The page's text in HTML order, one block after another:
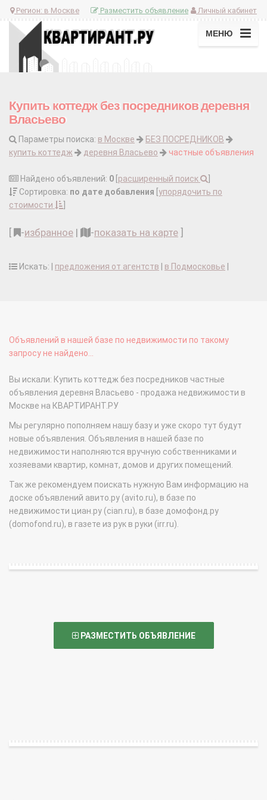
Регион: в Москве Личный кабинет
Разместить объявление
МЕНЮ
Купить коттедж без посредников деревня
Власьево
Параметры поиска: в Москве
БЕЗ ПОСРЕДНИКОВ
купить коттедж
деревня Власьево частные объявления
Найдено объявлений: 0 расширенный поиск
Сортировка: по дате добавления упорядочить по
стоимости
-избранное | -показать на карте
Искать: | предложения от агентств в Подмосковье
Объявлений в нашей базе по недвижимости по такому
запросу не найдено...
Вы искали: Купить коттедж без посредников частные
объявления деревня Власьево - продажа недвижимости в
Москве на КВАРТИРАНТ.РУ
Мы регулярно пополняем нашу базу и уже скоро тут будут
новые объявления. Объявления в нашей базе по
недвижимости наполняются вручную собственниками и
хозяевами квартир, комнат, домов и других помещений.
Так же рекомендуем поискать нужную Вам информацию на
доске объявлений авито.ру (avito.ru), в базе по
недвижимости циан.ру (cian.ru), в базе домофонд.ру
(domofond.ru), в газете из рук в руки (irr.ru).
РАЗМЕСТИТЬ ОБЪЯВЛЕНИЕ